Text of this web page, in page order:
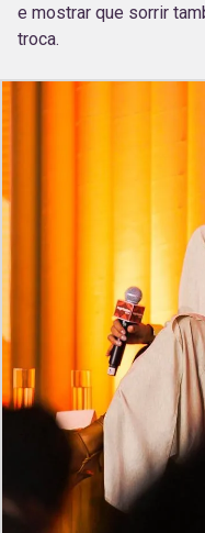
e mostrar que sorrir
troca.